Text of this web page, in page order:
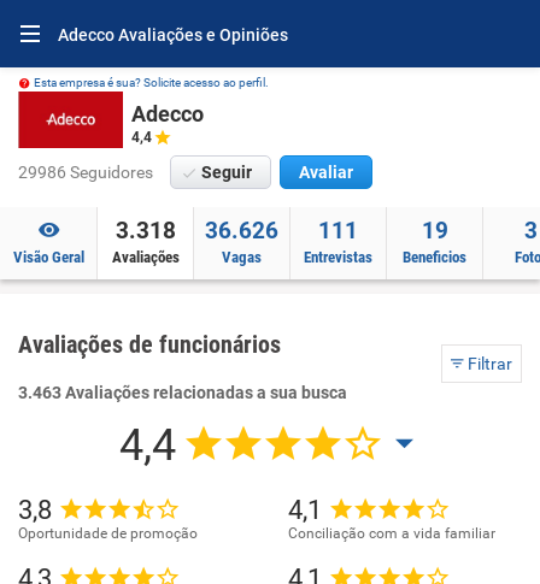
Adecco Avaliações e Opiniões
Esta empresa é sua? Solicite acesso ao perfil.
Adecco
4,4
29986 Seguidores Seguir Avaliar
Visão Geral
3.318
Avaliações
36.626
Vagas
111
Entrevistas
19
Beneficios
3
Avaliações de funcionários
Filtrar
3.463 Avaliações relacionadas a sua busca
4,4
3,8
Oportunidade de promoção
4,1
Conciliação com a vida familiar